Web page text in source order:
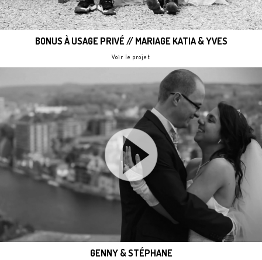
BONUS À USAGE PRIVÉ // MARIAGE KATIA & YVES
Voir le projet
GENNY & STÉPHANE